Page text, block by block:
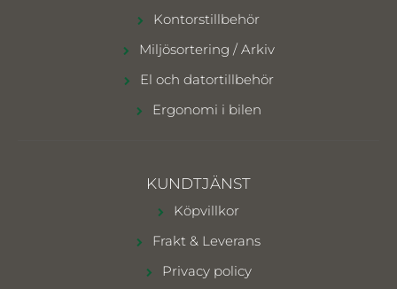
Kontorstillbehör
Miljösortering / Arkiv
El och datortillbehör
Ergonomi i bilen
KUNDTJÄNST
Köpvillkor
Frakt & Leverans
Privacy policy